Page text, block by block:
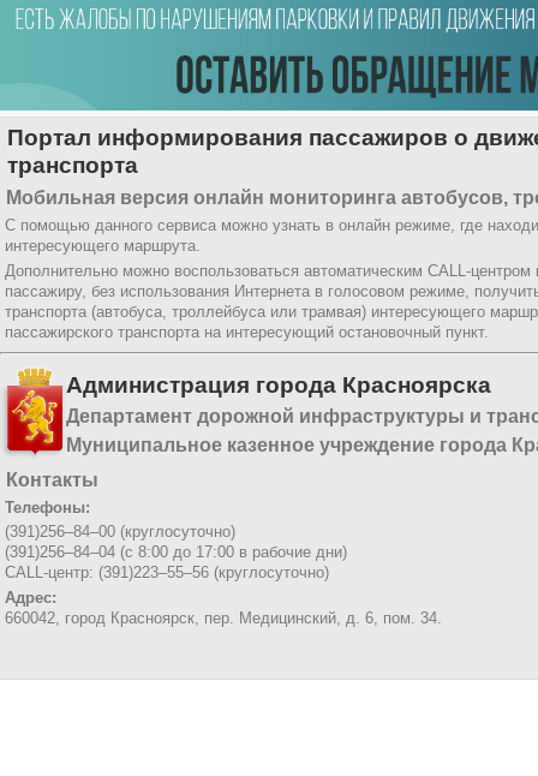
Портал информирования пассажиров о
транспорта
Мобильная версия онлайн мониторинга автобусов,
С помощью данного сервиса можно узнать в онлайн режиме, где
интересующего маршрута.
Дополнительно можно воспользоваться автоматическим CALL-
пассажиру, без использования Интернета в голосовом режиме,
транспорта (автобуса, троллейбуса или трамвая) интересующего
пассажирского транспорта на интересующий остановочный пункт.
Администрация города Красноярска
Департамент дорожной инфраструктуры и
Муниципальное казенное учреждение города
Контакты
Телефоны:
(391)256–84–00 (круглосуточно)
(391)256–84–04 (с 8:00 до 17:00 в рабочие дни)
CALL-центр: (391)223–55–56 (круглосуточно)
Адрес:
660042, город Красноярск, пер. Медицинский, д. 6, пом. 34.